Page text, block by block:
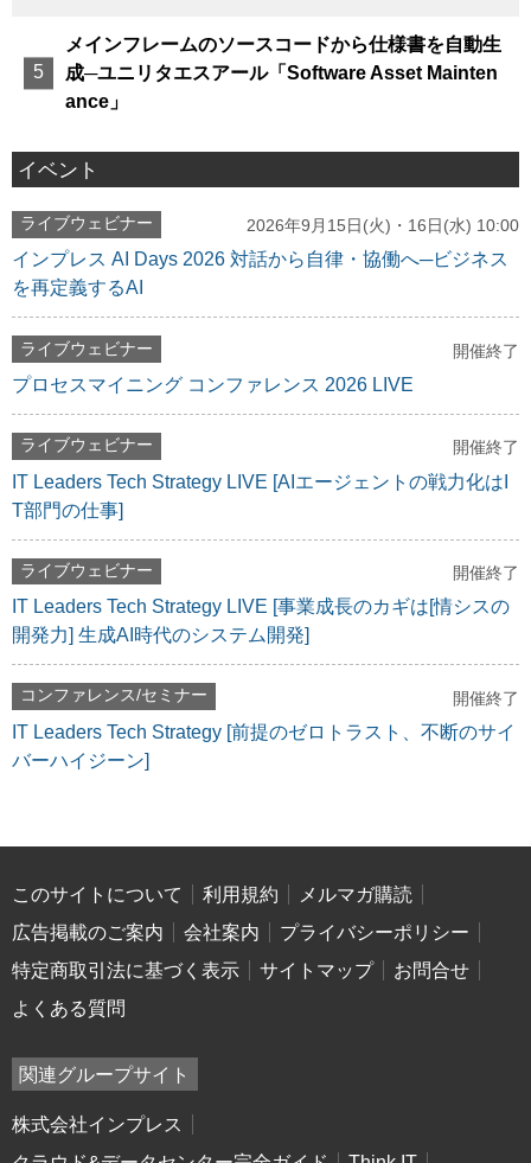
メインフレームのソースコードから仕様書を自動生
成─ユニリタエスアール「Software Asset Mainten
ance」
イベント
ライブウェビナー 2026年9月15日(火)・16日(水) 10:00
インプレス AI Days 2026 対話から自律・協働へ─ビジネス
を再定義するAI
ライブウェビナー 開催終了
プロセスマイニング コンファレンス 2026 LIVE
ライブウェビナー 開催終了
IT Leaders Tech Strategy LIVE [AIエージェントの戦力化はI
T部門の仕事]
ライブウェビナー 開催終了
IT Leaders Tech Strategy LIVE [事業成長のカギは[情シスの
開発力] 生成AI時代のシステム開発]
コンファレンス/セミナー 開催終了
IT Leaders Tech Strategy [前提のゼロトラスト、不断のサイ
バーハイジーン]
このサイトについて 利用規約
メルマガ購読
広告掲載のご案内
会社案内
プライバシーポリシー
特定商取引法に基づく表示
サイトマップ
お問合せ
よくある質問
関連グループサイト
株式会社インプレス